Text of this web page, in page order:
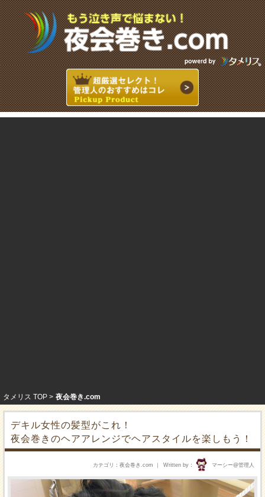
タメリス TOP 夜会巻き.com
デキル女性の髪型がこれ！
夜会巻きのヘアアレンジでヘアスタイルを楽しもう！
Written by マーシー@管理人
カテゴリ 夜会巻き.com